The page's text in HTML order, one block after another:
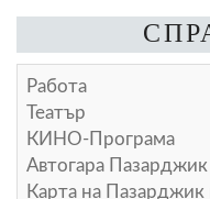
Работа
Театър
КИНО-Програма
Автогара
Карта на Пазарджик